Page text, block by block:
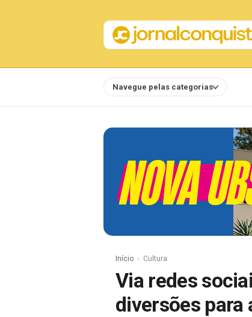
Navegue pelas categorias
Início Cultura
Via redes
diversões para